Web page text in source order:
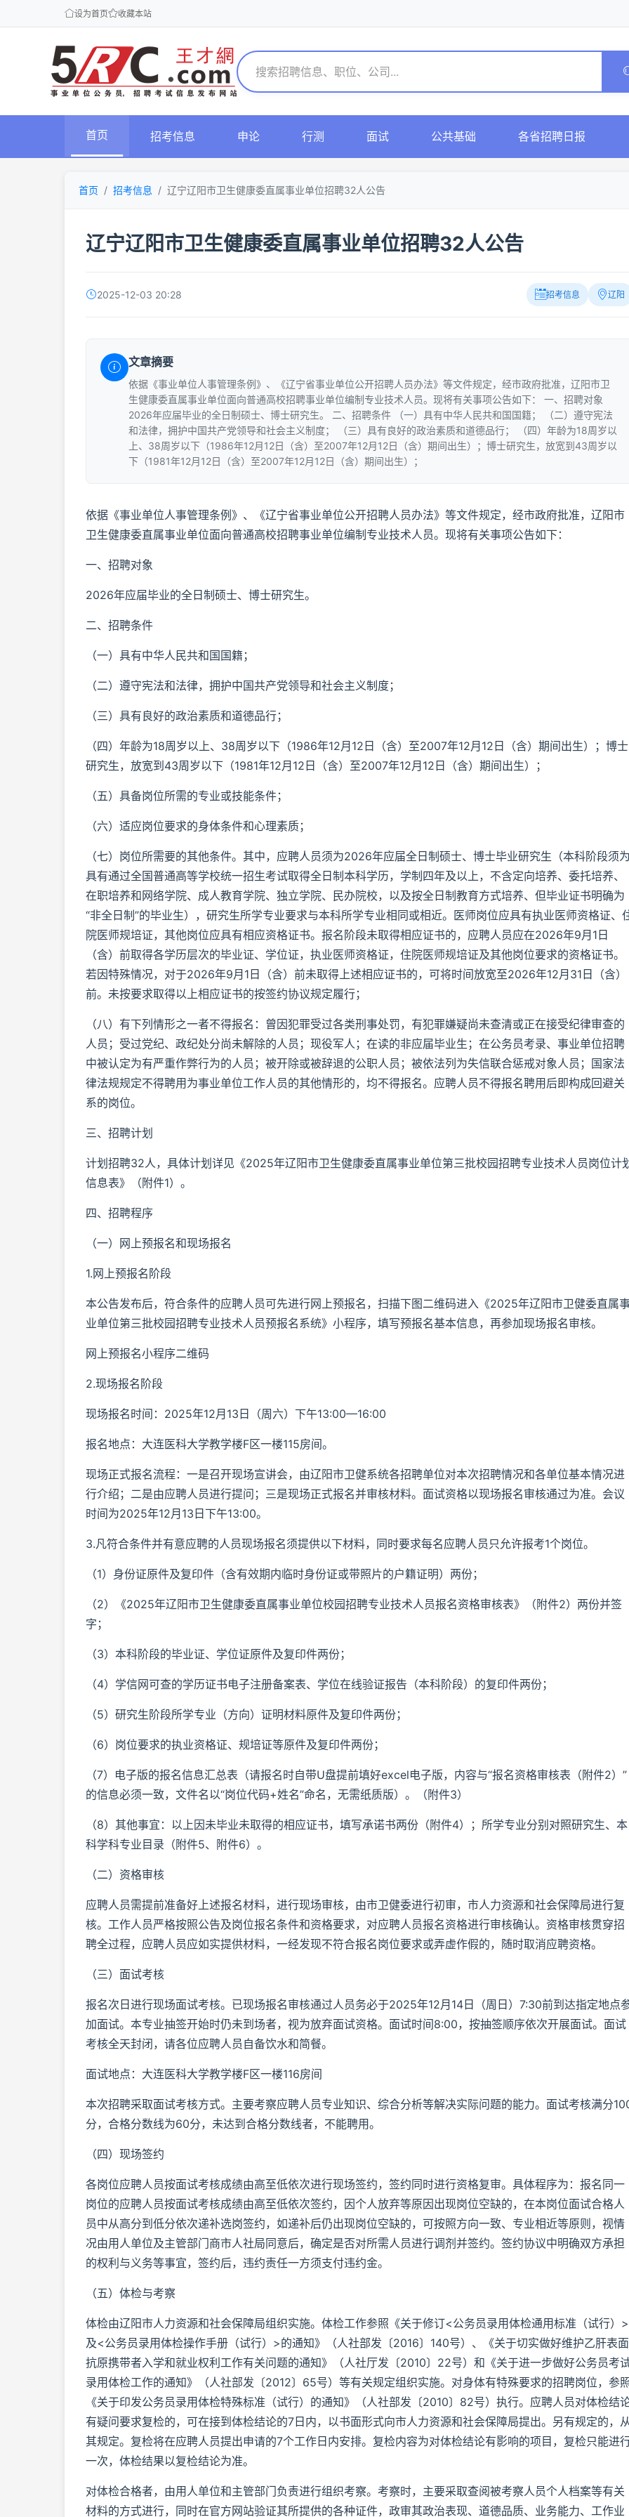
设为首页 收藏本站
首页 招考信息 申论 行测 面试 公共基础 各省招聘日报
首页 招考信息 辽宁辽阳市卫生健康委直属事业单位招聘32人公告
辽宁辽阳市卫生健康委直属事业单位招聘32人公告
2025-12-03 20:28 招考信息 辽阳
文章摘要
依据《事业单位人事管理条例》、《辽宁省事业单位公开招聘人员办法》等文件规定，经市政府批准，辽阳市卫
生健康委直属事业单位面向普通高校招聘事业单位编制专业技术人员。现将有关事项公告如下： 一、招聘对象
2026年应届毕业的全日制硕士、博士研究生。 二、招聘条件 （一）具有中华人民共和国国籍； （二）遵守宪法
和法律，拥护中国共产党领导和社会主义制度； （三）具有良好的政治素质和道德品行； （四）年龄为18周岁以
上、38周岁以下（1986年12月12日（含）至2007年12月12日（含）期间出生）；博士研究生，放宽到43周岁以
下（1981年12月12日（含）至2007年12月12日（含）期间出生）；
依据《事业单位人事管理条例》、《辽宁省事业单位公开招聘人员办法》等文件规定，经市政府批准，辽阳市
卫生健康委直属事业单位面向普通高校招聘事业单位编制专业技术人员。现将有关事项公告如下：
一、招聘对象
2026年应届毕业的全日制硕士、博士研究生。
二、招聘条件
（一）具有中华人民共和国国籍；
（二）遵守宪法和法律，拥护中国共产党领导和社会主义制度；
（三）具有良好的政治素质和道德品行；
（四）年龄为18周岁以上、38周岁以下（1986年12月12日（含）至2007年12月12日（含）期间出生）；博士
研究生，放宽到43周岁以下（1981年12月12日（含）至2007年12月12日（含）期间出生）；
（五）具备岗位所需的专业或技能条件；
（六）适应岗位要求的身体条件和心理素质；
（七）岗位所需要的其他条件。其中，应聘人员须为2026年应届全日制硕士、博士毕业研究生（本科阶段须
具有通过全国普通高等学校统一招生考试取得全日制本科学历，学制四年及以上，不含定向培养、委托培养、
在职培养和网络学院、成人教育学院、独立学院、民办院校，以及按全日制教育方式培养、但毕业证书明确为
“非全日制”的毕业生），研究生所学专业要求与本科所学专业相同或相近。医师岗位应具有执业医师资格证、
院医师规培证，其他岗位应具有相应资格证书。报名阶段未取得相应证书的，应聘人员应在2026年9月1日
（含）前取得各学历层次的毕业证、学位证，执业医师资格证，住院医师规培证及其他岗位要求的资格证书。
若因特殊情况，对于2026年9月1日（含）前未取得上述相应证书的，可将时间放宽至2026年12月31日（含）
前。未按要求取得以上相应证书的按签约协议规定履行；
（八）有下列情形之一者不得报名：曾因犯罪受过各类刑事处罚，有犯罪嫌疑尚未查清或正在接受纪律审查的
人员；受过党纪、政纪处分尚未解除的人员；现役军人；在读的非应届毕业生；在公务员考录、事业单位招聘
中被认定为有严重作弊行为的人员；被开除或被辞退的公职人员；被依法列为失信联合惩戒对象人员；国家法
律法规规定不得聘用为事业单位工作人员的其他情形的，均不得报名。应聘人员不得报名聘用后即构成回避关
系的岗位。
三、招聘计划
计划招聘32人，具体计划详见《2025年辽阳市卫生健康委直属事业单位第三批校园招聘专业技术人员岗位计
信息表》（附件1）。
四、招聘程序
（一）网上预报名和现场报名
1.网上预报名阶段
本公告发布后，符合条件的应聘人员可先进行网上预报名，扫描下图二维码进入《2025年辽阳市卫健委直属
业单位第三批校园招聘专业技术人员预报名系统》小程序，填写预报名基本信息，再参加现场报名审核。
网上预报名小程序二维码
2.现场报名阶段
现场报名时间：2025年12月13日（周六）下午13:00—16:00
报名地点：大连医科大学教学楼F区一楼115房间。
现场正式报名流程：一是召开现场宣讲会，由辽阳市卫健系统各招聘单位对本次招聘情况和各单位基本情况进
行介绍；二是由应聘人员进行提问；三是现场正式报名并审核材料。面试资格以现场报名审核通过为准。会议
时间为2025年12月13日下午13:00。
3.凡符合条件并有意应聘的人员现场报名须提供以下材料，同时要求每名应聘人员只允许报考1个岗位。
（1）身份证原件及复印件（含有效期内临时身份证或带照片的户籍证明）两份；
（2）《2025年辽阳市卫生健康委直属事业单位校园招聘专业技术人员报名资格审核表》（附件2）两份并签
字；
（3）本科阶段的毕业证、学位证原件及复印件两份；
（4）学信网可查的学历证书电子注册备案表、学位在线验证报告（本科阶段）的复印件两份；
（5）研究生阶段所学专业（方向）证明材料原件及复印件两份；
（6）岗位要求的执业资格证、规培证等原件及复印件两份；
（7）电子版的报名信息汇总表（请报名时自带U盘提前填好excel电子版，内容与“报名资格审核表（附件2）”
的信息必须一致，文件名以“岗位代码+姓名”命名，无需纸质版）。（附件3）
（8）其他事宜：以上因未毕业未取得的相应证书，填写承诺书两份（附件4）；所学专业分别对照研究生、本
科学科专业目录（附件5、附件6）。
（二）资格审核
应聘人员需提前准备好上述报名材料，进行现场审核，由市卫健委进行初审，市人力资源和社会保障局进行复
核。工作人员严格按照公告及岗位报名条件和资格要求，对应聘人员报名资格进行审核确认。资格审核贯穿招
聘全过程，应聘人员应如实提供材料，一经发现不符合报名岗位要求或弄虚作假的，随时取消应聘资格。
（三）面试考核
报名次日进行现场面试考核。已现场报名审核通过人员务必于2025年12月14日（周日）7:30前到达指定地点
加面试。本专业抽签开始时仍未到场者，视为放弃面试资格。面试时间8:00，按抽签顺序依次开展面试。面试
考核全天封闭，请各位应聘人员自备饮水和简餐。
面试地点：大连医科大学教学楼F区一楼116房间
本次招聘采取面试考核方式。主要考察应聘人员专业知识、综合分析等解决实际问题的能力。面试考核满分
分，合格分数线为60分，未达到合格分数线者，不能聘用。
（四）现场签约
各岗位应聘人员按面试考核成绩由高至低依次进行现场签约，签约同时进行资格复审。具体程序为：报名同一
岗位的应聘人员按面试考核成绩由高至低依次签约，因个人放弃等原因出现岗位空缺的，在本岗位面试合格人
员中从高分到低分依次递补选岗签约，如递补后仍出现岗位空缺的，可按照方向一致、专业相近等原则，视情
况由用人单位及主管部门商市人社局同意后，确定是否对所需人员进行调剂并签约。签约协议中明确双方承担
的权利与义务等事宜，签约后，违约责任一方须支付违约金。
（五）体检与考察
体检由辽阳市人力资源和社会保障局组织实施。体检工作参照《关于修订<公务员录用体检通用标准（试行）>
及<公务员录用体检操作手册（试行）>的通知》（人社部发〔2016〕140号）、《关于切实做好维护乙肝表面
抗原携带者入学和就业权利工作有关问题的通知》（人社厅发〔2010〕22号）和《关于进一步做好公务员考
录用体检工作的通知》（人社部发〔2012〕65号）等有关规定组织实施。对身体有特殊要求的招聘岗位，参
《关于印发公务员录用体检特殊标准（试行）的通知》（人社部发〔2010〕82号）执行。应聘人员对体检结
有疑问要求复检的，可在接到体检结论的7日内，以书面形式向市人力资源和社会保障局提出。另有规定的，
其规定。复检将在应聘人员提出申请的7个工作日内安排。复检内容为对体检结论有影响的项目，复检只能进
一次，体检结果以复检结论为准。
对体检合格者，由用人单位和主管部门负责进行组织考察。考察时，主要采取查阅被考察人员个人档案等有关
材料的方式进行，同时在官方网站验证其所提供的各种证件，政审其政治表现、道德品质、业务能力、工作业